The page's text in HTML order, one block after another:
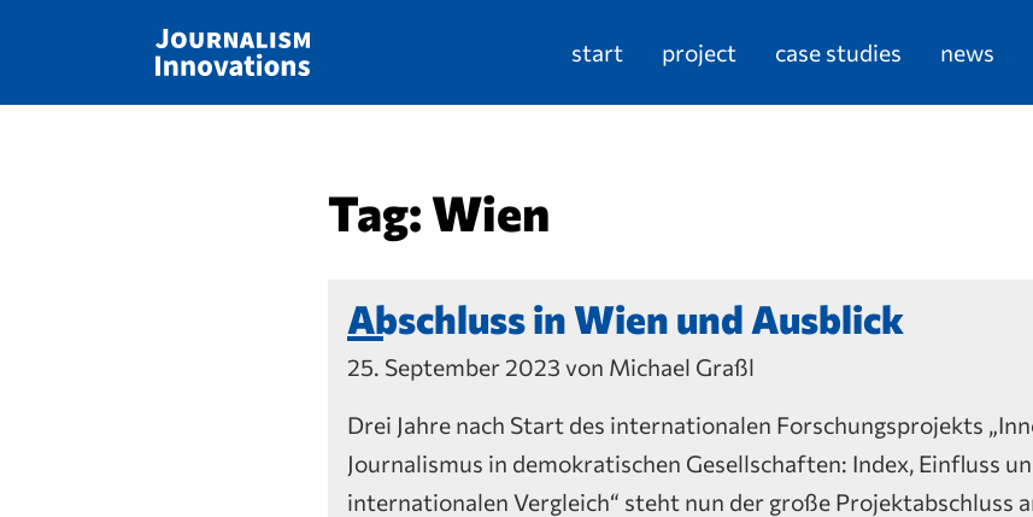
start project case studies news
Tag:Wien
Abschluss in Wien und Ausblick
25. September 2023 von Michael Graßl
Drei Jahre nach Start des internationalen Forschungsprojekts
Journalismus in demokratischen Gesellschaften: Index, Einfluss
internationalen Vergleich“ steht nun der große Projektabschluss